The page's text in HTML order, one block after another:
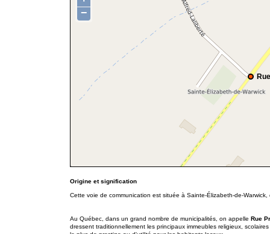
−
Origine et signification
Cette voie de communication est située à Sainte-Élizabeth-de-
Au Québec, dans un grand nombre de municipalités, on appelle Rue
dressent traditionnellement les principaux immeubles religieux,